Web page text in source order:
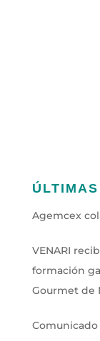
Agemcex
VENARI
formación
Gourmet de